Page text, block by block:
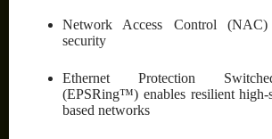
Network Access Control
security
Ethernet Protection
(EPSRing™) enables resilient high-
based networks